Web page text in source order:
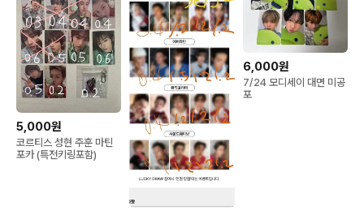
5,000원
코르티스 성현 주훈 마틴
포카 (특전키링포함)
6,000원
7/24 모디세이 대면 미공
포